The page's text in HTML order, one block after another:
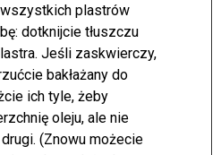
plastrów
dotknijcie tłuszczu
Jeśli zaskwierczy,
bakłażany do
ich tyle, żeby
oleju, ale nie
(Znowu możecie